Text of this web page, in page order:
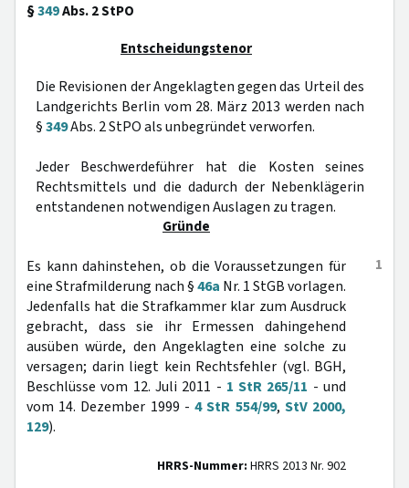
§349Abs. 2 StPO
Entscheidungstenor
Die Revisionen der Angeklagten gegen das Urteil des
Landgerichts Berlin vom 28. März 2013 werden nach
§349Abs. 2 StPO als unbegründet verworfen.
Jeder Beschwerdeführer hat die Kosten seines
Rechtsmittels und die dadurch der Nebenklägerin
entstandenen notwendigen Auslagen zu tragen.
Gründe
1
Es kann dahinstehen, ob die Voraussetzungen für
eine Strafmilderung nach §46a Nr. 1 StGB vorlagen.
Jedenfalls hat die Strafkammer klar zum Ausdruck
gebracht, dass sie ihr Ermessen dahingehend
ausüben würde, den Angeklagten eine solche zu
versagen; darin liegt kein Rechtsfehler (vgl. BGH,
Beschlüsse vom 12. Juli 2011 - 1 StR 265/11 - und
vom 14. Dezember 1999 -4 StR 554/99, StV 2000,
129).
HRRS-Nummer: HRRS 2013 Nr. 902